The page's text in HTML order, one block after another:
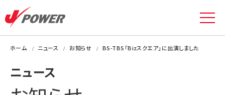
ホーム ニュース お知らせ BS-TBS「Bizスクエア」に出演しました
ニュース